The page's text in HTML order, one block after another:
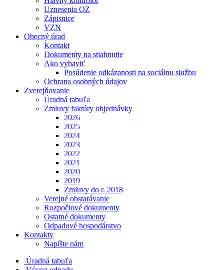
Uznesenia OZ
Zápisnice
VZN
Obecný úrad
Kontakt
Dokumenty na stiahnutie
Ako vybaviť
Posúdenie odkázanosti na sociálnu službu
Ochrana osobných údajov
Zverejňovanie
Úradná tabuľa
Zmluvy faktúry objednávky
2026
2025
2024
2023
2022
2021
2020
2019
Zmluvy do r. 2018
Verejné obstarávanie
Rozpočtové dokumenty
Ostatné dokumenty
Odpadové hospodárstvo
Kontakty
Napíšte nám
Úradná tabuľa